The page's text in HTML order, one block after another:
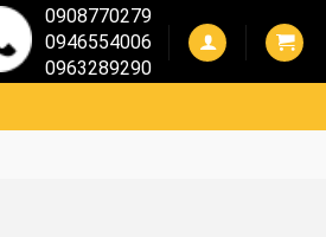
0908770279
0946554006
0963289290